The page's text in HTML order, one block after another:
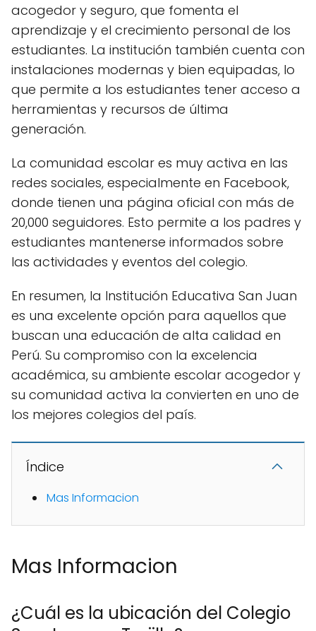
acogedor y seguro, que fomenta el
aprendizaje y el crecimiento personal de los
estudiantes. La institución también cuenta con
instalaciones modernas y bien equipadas, lo
que permite a los estudiantes tener acceso a
herramientas y recursos de última
generación.
La comunidad escolar es muy activa en las
redes sociales, especialmente en Facebook,
donde tienen una página oficial con más de
20,000 seguidores. Esto permite a los padres y
estudiantes mantenerse informados sobre
las actividades y eventos del colegio.
En resumen, la Institución Educativa San Juan
es una excelente opción para aquellos que
buscan una educación de alta calidad en
Perú. Su compromiso con la excelencia
académica, su ambiente escolar acogedor y
su comunidad activa la convierten en uno de
los mejores colegios del país.
Índice
Mas Informacion
Mas Informacion
¿Cuál es la ubicación del Colegio